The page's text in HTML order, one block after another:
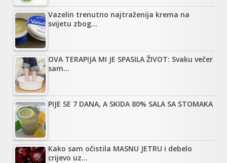
Vazelin trenutno najtraženija krema na
svijetu zbog…
OVA TERAPIJA MI JE SPASILA ŽIVOT: Svaku večer
sam…
PIJE SE 7 DANA, A SKIDA 80% SALA SA STOMAKA
Kako sam očistila MASNU JETRU i debelo
crijevo uz…